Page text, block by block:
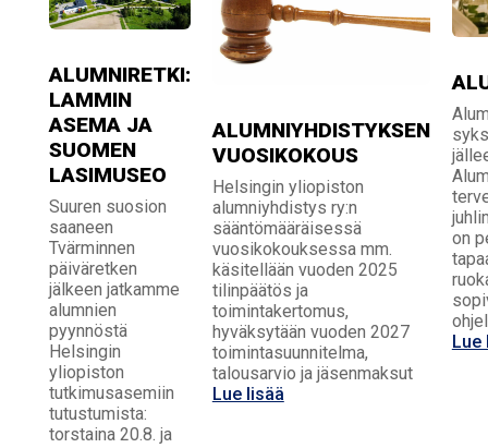
ALUMNIRETKI:
LAMMIN
ASEMA JA
SUOMEN
LASIMUSEO
Suuren suosion
saaneen
Tvärminnen
päiväretken
jälkeen jatkamme
alumnien
pyynnöstä
Helsingin
yliopiston
tutkimusasemiin
tutustumista:
torstaina 20.8. ja
ALUMNIYHDISTYKSEN
VUOSIKOKOUS
Helsingin yliopiston
alumniyhdistys ry:n
sääntömääräisessä
vuosikokouksessa mm.
käsitellään vuoden 2025
tilinpäätös ja
toimintakertomus,
hyväksytään vuoden 2027
toimintasuunnitelma,
talousarvio ja jäsenmaksut
Lue lisää
on
Lue